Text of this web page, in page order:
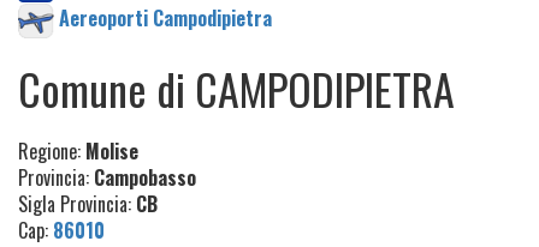
Aereoporti Campodipietra
Comune di CAMPODIPIETRA
Regione: Molise
Provincia: Campobasso
Sigla Provincia: CB
Cap: 86010